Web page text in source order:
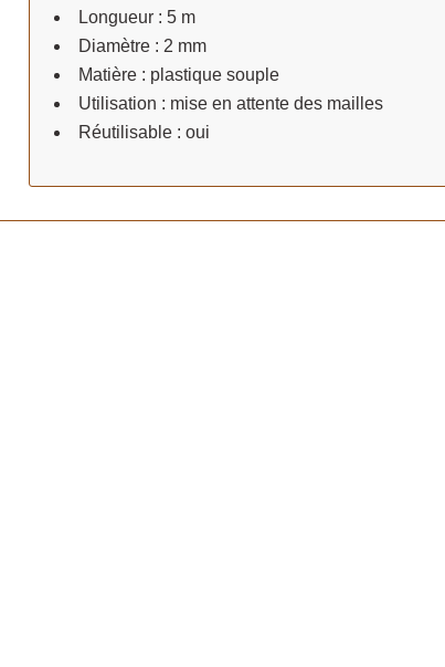
Longueur : 5 m
Diamètre : 2 mm
Matière : plastique souple
Utilisation : mise en attente des mailles
Réutilisable : oui